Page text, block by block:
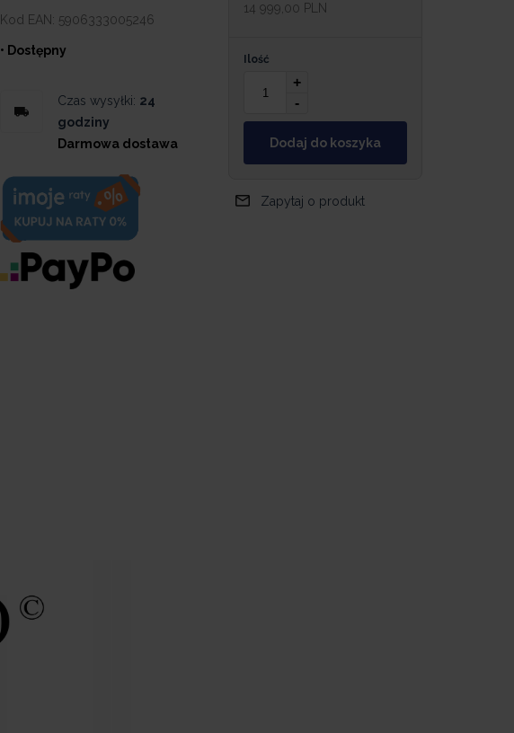
Kod EAN: 5906333005246
• Dostępny
Czas wysyłki: 24
godziny
Darmowa dostawa
14 999,00 PLN
Ilość
+
-
Dodaj do koszyka
Zapytaj o produkt